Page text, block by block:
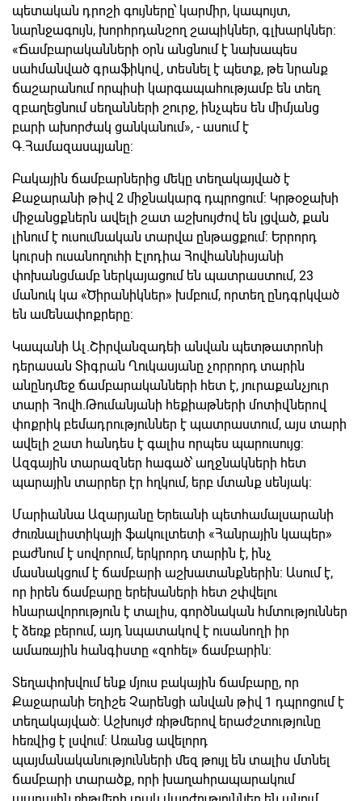
պետական դրոշի գույները՝ կարմիր, կապույտ,
նարնջագույն, խորհրդանշող շապիկներ, գլխարկներ:
«Ճամբարականների օրն անցնում է նախապես
սահմանված գրաֆիկով, տեսնել է պետք, թե նրանք
ճաշարանում որպիսի կարգապահությամբ են տեղ
զբաղեցնում սեղանների շուրջ, ինչպես են միմյանց
բարի ախորժակ ցանկանում», - ասում է
Գ.Համազասպյանը:
Բակային ճամբարներից մեկը տեղակայված է
Քաջարանի թիվ 2 միջնակարգ դպրոցում: Կրթօջախի
միջանցքներն ավելի շատ աշխույժով են լցված, քան
լինում է ուսումնական տարվա ընթացքում: Երրորդ
կուրսի ուսանողուհի Էլոդիա Հովհաննիսյանի
փոխանցմամբ ներկայացում են պատրաստում, 23
մանուկ կա «Ծիրանիկներ» խմբում, որտեղ ընդգրկված
են ամենափոքրերը:
Կապանի Ալ.Շիրվանզադեի անվան պետթատրոնի
դերասան Տիգրան Ղուկասյանը չորրորդ տարին
անընդմեջ ճամբարականների հետ է, յուրաքանչյուր
տարի Հովհ.Թումանյանի հեքիաթների մոտիվներով
փոքրիկ բեմադրություններ է պատրաստում, այս տարի
ավելի շատ հանդես է գալիս որպես պարուսույց:
Ազգային տարազներ հագած՝ աղջնակների հետ
պարային տարրեր էր հղկում, երբ մտանք սենյակ:
Մարիաննա Ազարյանը Երեւանի պետհամալսարանի
ժուռնալիստիկայի ֆակուլտետի «Հանրային կապեր»
բաժնում է սովորում, երկրորդ տարին է, ինչ
մասնակցում է ճամբարի աշխատանքներին: Ասում է,
որ իրեն ճամբարը երեխաների հետ շփվելու
հնարավորություն է տալիս, գործնական հմտություններ
է ձեռք բերում, այդ նպատակով է ուսանողի իր
ամառային հանգիստը «զոհել» ճամբարին:
Տեղափոխվում ենք մյուս բակային ճամբարը, որ
Քաջարանի Եղիշե Չարենցի անվան թիվ 1 դպրոցում է
տեղակայված: Աշխույժ ռիթմերով երաժշտությունը
հեռվից է լսվում: Առանց ավելորդ
պայմանականությունների մեզ թույլ են տալիս մտնել
ճամբարի տարածք, որի խաղահրապարակում